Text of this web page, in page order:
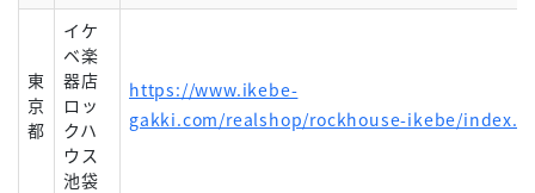
東
京
都
イケ
ベ楽
器店
ロッ
クハ
ウス
池袋
https://www.ikebe-
gakki.com/realshop/rockhouse-ikebe/